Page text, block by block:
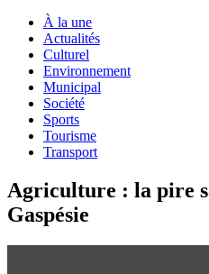
À la une
Actualités
Culturel
Environnement
Municipal
Société
Sports
Tourisme
Transport
Agriculture : la pire
Gaspésie